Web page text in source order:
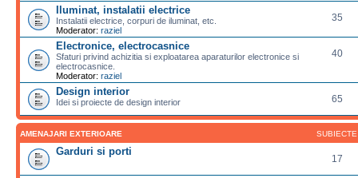
Iluminat, instalatii electrice
Instalatii electrice, corpuri de iluminat, etc.
Moderator: raziel
35
Electronice, electrocasnice
Sfaturi privind achizitia si exploatarea aparaturilor electronice si
electrocasnice.
Moderator: raziel
40
Design interior
Idei si proiecte de design interior 65
AMENAJARI EXTERIOARE SUBIECTE
Garduri si porti
17